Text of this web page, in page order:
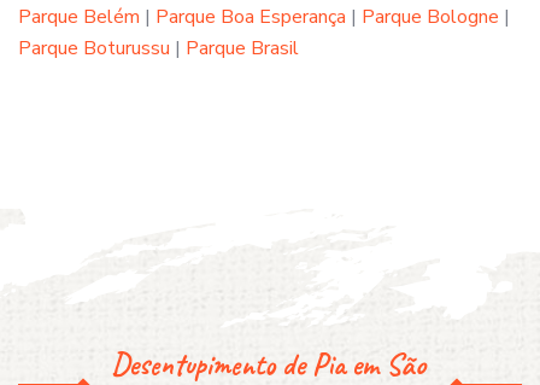
Parque Belém | Parque Boa Esperança | Parque Bologne |
Parque Boturussu | Parque Brasil
Desentupimento de Pia em São